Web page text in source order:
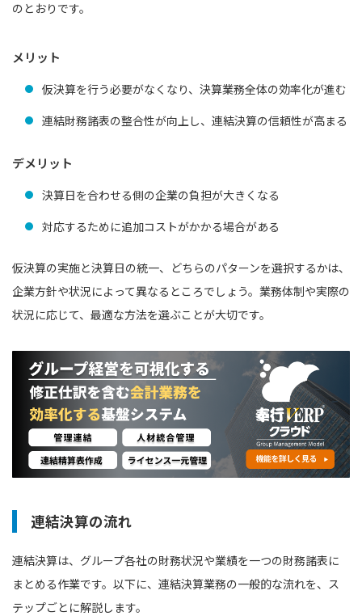
のとおりです。
メリット
仮決算を行う必要がなくなり、決算業務全体の効率化が進む
連結財務諸表の整合性が向上し、連結決算の信頼性が高まる
デメリット
決算日を合わせる側の企業の負担が大きくなる
対応するために追加コストがかかる場合がある
仮決算の実施と決算日の統一、どちらのパターンを選択するかは、
企業方針や状況によって異なるところでしょう。業務体制や実際の
状況に応じて、最適な方法を選ぶことが大切です。
連結決算の流れ
連結決算は、グループ各社の財務状況や業績を一つの財務諸表に
まとめる作業です。以下に、連結決算業務の一般的な流れを、ス
テップごとに解説します。